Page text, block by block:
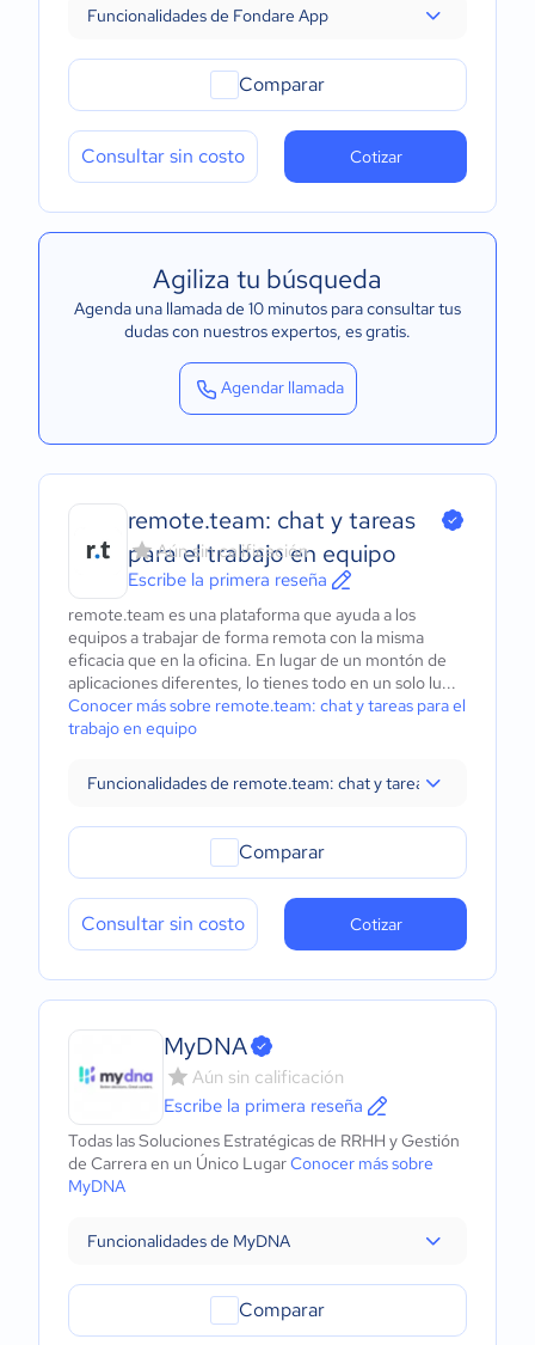
Funcionalidades de Fondare App
Comparar
Consultar sin costo Cotizar
Agiliza tu búsqueda
Agenda una llamada de 10 minutos para consultar tus
dudas con nuestros expertos, es gratis.
Agendar llamada
remote.team: chat y tareas
para el trabajo en equipo
Aún sin calificación
Escribe la primera reseña
remote.team es una plataforma que ayuda a los
equipos a trabajar de forma remota con la misma
eficacia que en la oficina. En lugar de un montón de
aplicaciones diferentes, lo tienes todo en un solo lu...
Conocer más sobre remote.team: chat y tareas para el
trabajo en equipo
Funcionalidades de remote.team: chat y tareas para el
Comparar
Consultar sin costo Cotizar
MyDNA
Aún sin calificación
Escribe la primera reseña
Todas las Soluciones Estratégicas de RRHH y Gestión
de Carrera en un Único LugarConocer más sobre
MyDNA
Funcionalidades de MyDNA
Comparar